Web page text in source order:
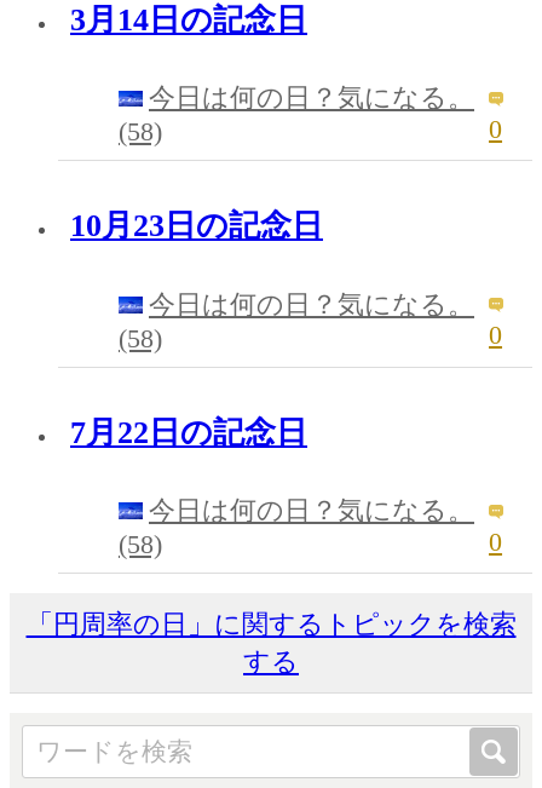
3月14日の記念日
今日は何の日？気になる。
(58)
0
10月23日の記念日
今日は何の日？気になる。
(58)
0
7月22日の記念日
今日は何の日？気になる。
(58)
0
「円周率の日」に関するトピックを検索
する